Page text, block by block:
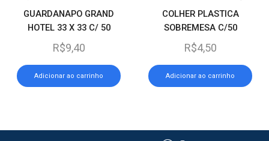
GUARDANAPO GRAND
HOTEL 33 X 33 C/ 50
R$9,40
Adicionar ao carrinho
COLHER PLASTICA
SOBREMESA C/50
R$4,50
Adicionar ao carrinho